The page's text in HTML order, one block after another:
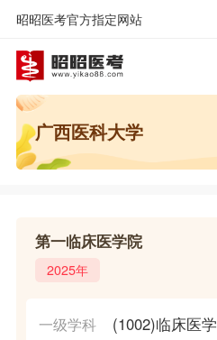
昭昭医考官方指定网站
广西医科大学
第一临床医学院
2025年
一级学科 (1002)临床医学